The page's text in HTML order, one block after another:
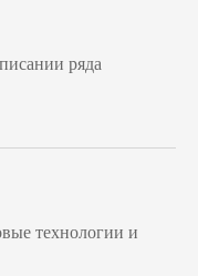
ряда
технологии и